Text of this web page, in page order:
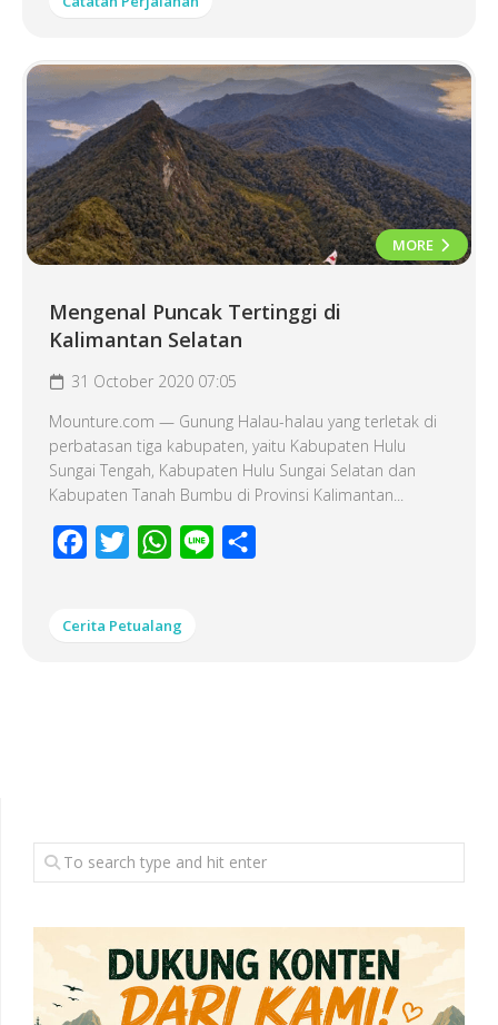
MORE
Mengenal Puncak Tertinggi di
Kalimantan Selatan
31 October 2020 07:05
Mounture.com — Gunung Halau-halau yang terletak di
perbatasan tiga kabupaten, yaitu Kabupaten Hulu
Sungai Tengah, Kabupaten Hulu Sungai Selatan dan
Kabupaten Tanah Bumbu di Provinsi Kalimantan...
Facebook
Twitter WhatsApp
Line
Cerita Petualang